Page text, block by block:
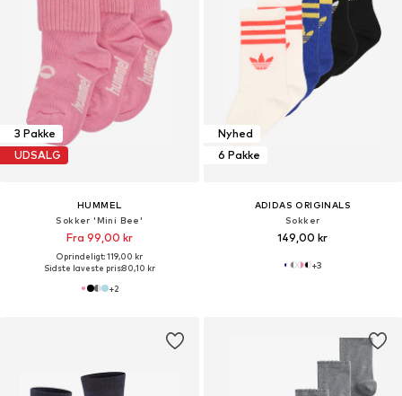
3 Pakke
UDSALG
HUMMEL
Sokker 'Mini Bee'
Fra 99,00 kr
Oprindeligt: 119,00 kr
Sidste laveste pris:80,10 kr
+2
Nyhed
6 Pakke
ADIDAS ORIGINALS
Sokker
149,00 kr
+3